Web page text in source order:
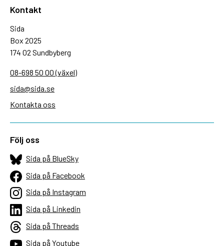
Kontakt
Sida
Box 2025
174 02 Sundbyberg
08-698 50 00 (växel)
sida@sida.se
Kontakta oss
Följ oss
Sida på BlueSky
Sida på Facebook
Sida på Instagram
Sida på Linkedin
Sida på Threads
Sida på Youtube